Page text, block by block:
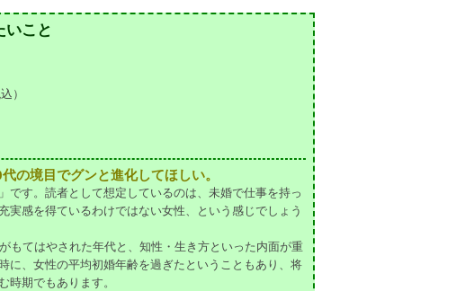
いこと
）
の境目でグンと進化してほしい。
す。読者として想定しているのは、未婚で仕事を持っ
感を得ているわけではない女性、という感じでしょう
てはやされた年代と、知性・生き方といった内面が重
に、女性の平均初婚年齢を過ぎたということもあり、将
時期でもあります。